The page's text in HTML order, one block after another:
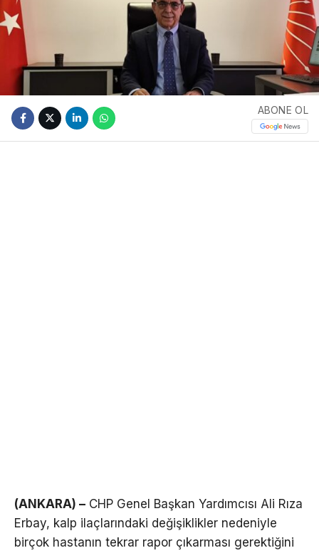
ABONE OL
(ANKARA) – CHP Genel Başkan Yardımcısı Ali Rıza
Erbay, kalp ilaçlarındaki değişiklikler nedeniyle
birçok hastanın tekrar rapor çıkarması gerektiğini